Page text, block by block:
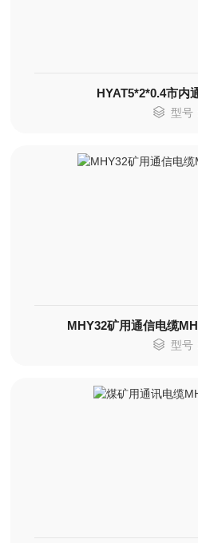
HYAT5*2*0.4市内
型号
MHY32矿用通信电缆
型号